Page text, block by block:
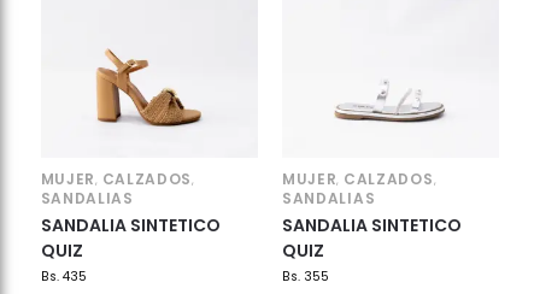
MUJER, CALZADOS,
SANDALIAS
SANDALIA SINTETICO
QUIZ
Bs.435
MUJER, CALZADOS,
SANDALIAS
SANDALIA SINTETICO
QUIZ
Bs.355